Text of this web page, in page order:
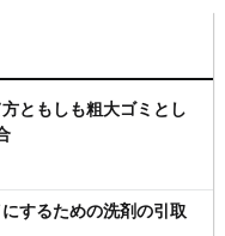
ともしも粗大ゴミとし
するための洗剤の引取